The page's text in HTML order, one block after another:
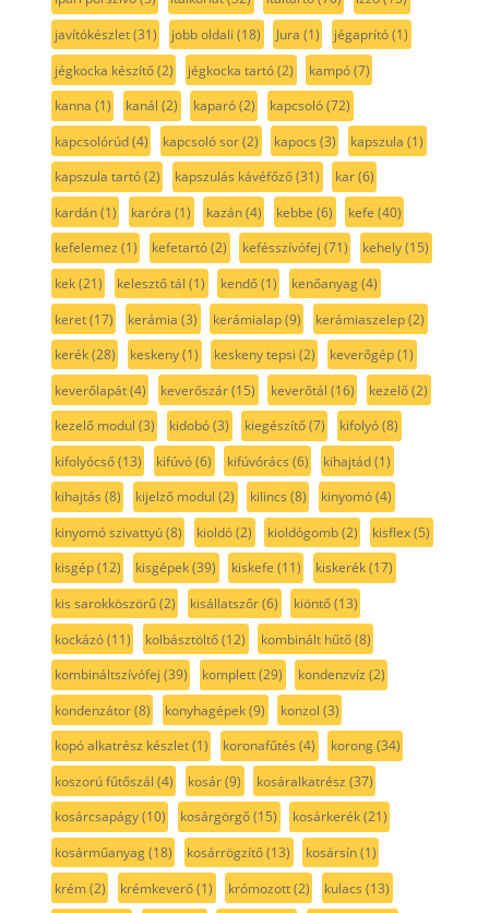
javítókészlet(31) jobb oldali (18) Jura (1) jégaprító(1)
jégkocka készítő(2) jégkocka tartó(2) kampó(7)
kanna (1) kanál (2) kaparó(2) kapcsoló(72)
kapcsolórúd(4) kapcsoló sor(2) kapocs (3) kapszula (1)
kapszula tartó(2) kapszulás kávéfőző(31) kar(6)
kardán(1) karóra (1) kazán(4) kebbe (6) kefe (40)
kefelemez (1) kefetartó(2) kefésszívófej (71) kehely(15)
kek(21) kelesztő tál (1) kendő(1) kenőanyag(4)
keret(17) kerámia (3) kerámialap(9) kerámiaszelep(2)
kerék(28) keskeny(1) keskeny tepsi (2) keverőgép(1)
keverőlapát(4) keverőszár(15) keverőtál (16) kezelő(2)
kezelő modul (3) kidobó(3) kiegészítő(7) kifolyó(8)
kifolyócső(13) kifúvó(6) kifúvórács (6) kihajtád(1)
kihajtás (8) kijelző modul (2) kilincs (8) kinyomó(4)
kinyomó szivattyú(8) kioldó(2) kioldógomb(2) kisflex(5)
kisgép(12) kisgépek(39) kiskefe (11) kiskerék(17)
kis sarokköszörű(2) kisállatszőr(6) kiöntő(13)
kockázó(11) kolbásztöltő(12) kombinált hűtő(8)
kombináltszívófej (39) komplett(29) kondenzvíz (2)
kondenzátor(8) konyhagépek(9) konzol (3)
kopó alkatrész készlet(1) koronafűtés (4) korong(34)
koszorú fűtőszál (4) kosár(9) kosáralkatrész (37)
kosárcsapágy(10) kosárgörgő(15) kosárkerék(21)
kosárműanyag(18) kosárrögzítő(13) kosársín(1)
krém(2) krémkeverő(1) krómozott(2) kulacs (13)